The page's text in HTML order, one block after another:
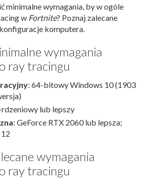
minimalne wymagania, by w ogóle
w Fortnite? Poznaj zalecane
komputera.
wymagania
ray tracingu
: 64-bitowy Windows 10 (1903
rdzeniowy lub lepszy
: GeForce RTX 2060 lub lepsza;
wymagania
ray tracingu